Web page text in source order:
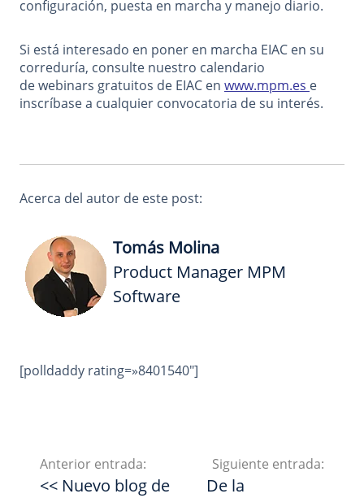
configuración, puesta en marcha y manejo diario.
Si está interesado en poner en marcha EIAC en su
correduría, consulte nuestro calendario
de webinars gratuitos de EIAC en www.mpm.es e
inscríbase a cualquier convocatoria de su interés.
Acerca del autor de este post:
Tomás Molina
Product Manager MPM
Software
[polldaddy rating=»8401540″]
Anterior entrada:
<< Nuevo blog de
Siguiente entrada:
De la